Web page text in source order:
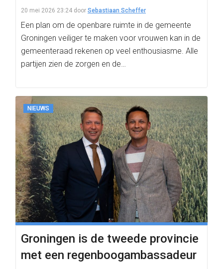
20 mei 2026 23:24 door Sebastiaan Scheffer
Een plan om de openbare ruimte in de gemeente
Groningen veiliger te maken voor vrouwen kan in de
gemeenteraad rekenen op veel enthousiasme. Alle
partijen zien de zorgen en de…
NIEUWS
Groningen is de tweede provincie
met een regenboogambassadeur